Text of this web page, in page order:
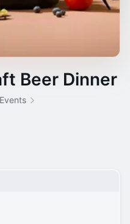
Beer Dinner